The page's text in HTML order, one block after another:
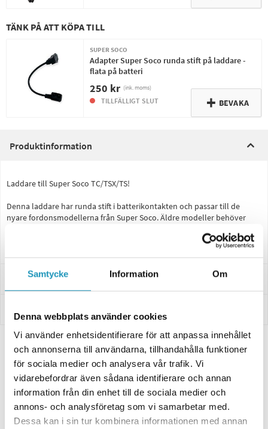
Samtycke Information Om
Denna webbplats använder cookies
Vi använder enhetsidentifierare för att anpassa innehållet
och annonserna till användarna, tillhandahålla funktioner
för sociala medier och analysera vår trafik. Vi
vidarebefordrar även sådana identifierare och annan
information från din enhet till de sociala medier och
annons- och analysföretag som vi samarbetar med.
Dessa kan i sin tur kombinera informationen med annan
TÄNK PÅ ATT KÖPA TILL
SUPER SOCO
Adapter Super Soco runda stift på laddare -
flata på batteri
250 kr (ink. moms)
TILLFÄLLIGT SLUT BEVAKA
Produktinformation
Laddare till Super Soco TC/TSX/TS!
Denna laddare har runda stift i batterikontakten och passar till de
nyare fordonsmodellerna från Super Soco. Äldre modeller behöver
Leverans- & Returinformation
Relaterade produkter